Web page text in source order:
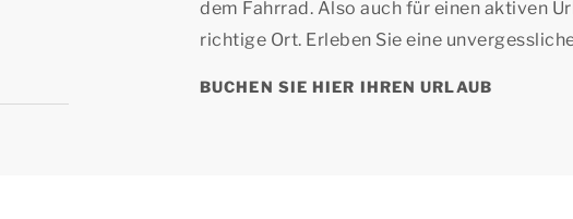
dem Fahrrad. Also auch für einen aktiven
richtige Ort. Erleben Sie eine
BUCHEN SIE HIER IHREN URLAUB